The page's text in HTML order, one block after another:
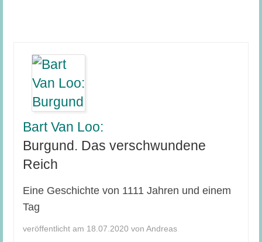
Bart Van Loo:
Burgund. Das verschwundene
Reich
Eine Geschichte von 1111 Jahren und einem
Tag
veröffentlicht am 18.07.2020 von Andreas